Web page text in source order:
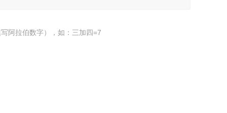
阿拉伯数字），如：三加四=7